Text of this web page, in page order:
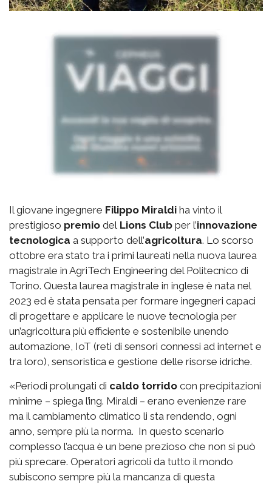
Il giovane ingegnere Filippo Miraldi ha vinto il
prestigioso premio del Lions Club per l’innovazione
tecnologica a supporto dell’agricoltura. Lo scorso
ottobre era stato tra i primi laureati nella nuova laurea
magistrale in AgriTech Engineering del Politecnico di
Torino. Questa laurea magistrale in inglese è nata nel
2023 ed è stata pensata per formare ingegneri capaci
di progettare e applicare le nuove tecnologia per
un’agricoltura più efficiente e sostenibile unendo
automazione, IoT (reti di sensori connessi ad internet e
tra loro), sensoristica e gestione delle risorse idriche.
«Periodi prolungati di caldo torrido con precipitazioni
minime – spiega l’ing. Miraldi – erano evenienze rare
ma il cambiamento climatico li sta rendendo, ogni
anno, sempre più la norma. In questo scenario
complesso l’acqua è un bene prezioso che non si può
più sprecare. Operatori agricoli da tutto il mondo
subiscono sempre più la mancanza di questa